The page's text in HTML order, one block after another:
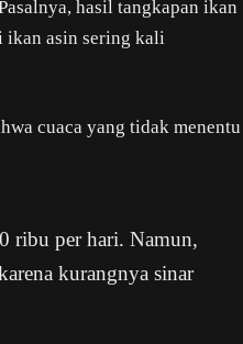
hasil tangkapan ikan
ikan asin sering kali
cuaca yang tidak menentu
ribu per hari. Namun,
kurangnya sinar